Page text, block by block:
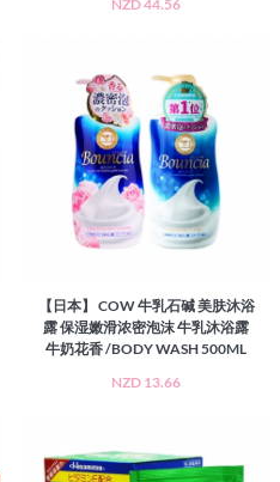
NZD 44.56
【日本】 COW 牛乳石碱 美肤沐浴
露 保湿嫩滑浓密泡沫 牛乳沐浴露
牛奶花香 /BODY WASH 500ML
NZD 13.66